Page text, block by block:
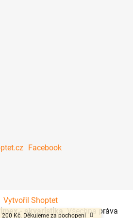
Kč. Děkujeme za pochopení
Facebook
Vytvořil Shoptet
- akvaristika. Všechna práva